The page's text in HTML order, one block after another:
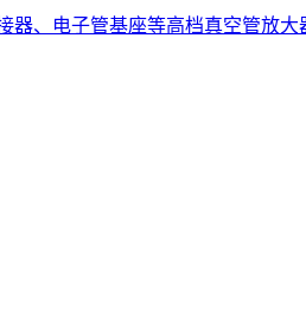
器、电子管基座等高档真空管放大